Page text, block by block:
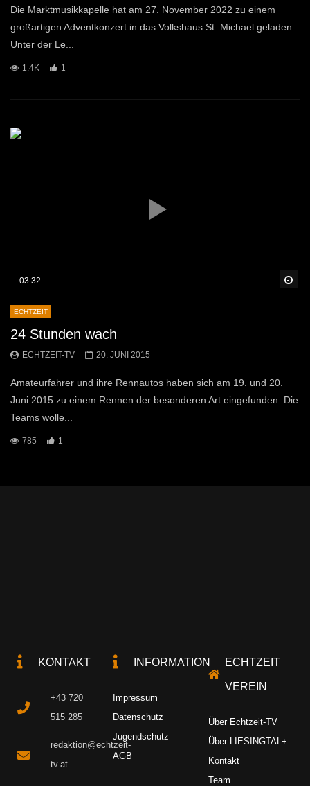
Die Marktmusikkapelle hat am 27. November 2022 zu einem
großartigen Adventkonzert in das Volkshaus St. Michael geladen.
Unter der Le...
1.4K 1
03:32
ECHTZEIT
24 Stunden wach
ECHTZEIT-TV 20. JUNI 2015
Amateurfahrer und ihre Rennautos haben sich am 19. und 20.
Juni 2015 zu einem Rennen der besonderen Art eingefunden. Die
Teams wolle...
785 1
KONTAKT
+43 720
515 285
redaktion@echtzeit-
tv.at
INFORMATION
Impressum
Datenschutz
Jugendschutz
AGB
ECHTZEIT
VEREIN
Über Echtzeit-TV
Über LIESINGTAL+
Kontakt
Team